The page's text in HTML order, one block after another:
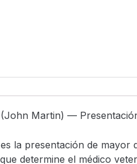
Martin) —
la presentación de mayor
determine el médico